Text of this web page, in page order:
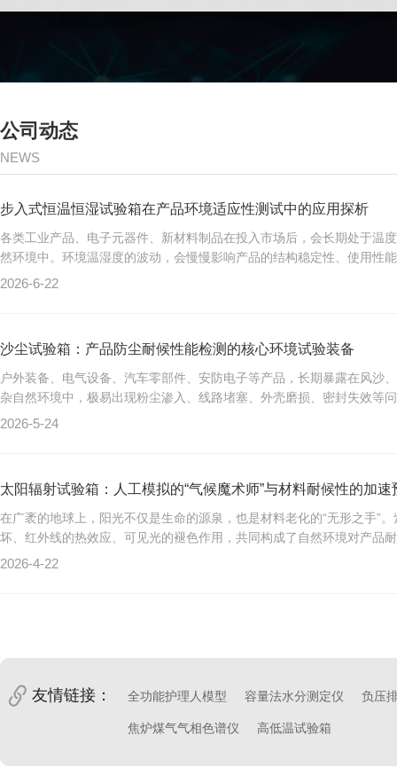
公司动态
NEWS
步入式恒温恒湿试验箱在产品环境适应性测试中的应用探析
各类工业产品、电子元器件、新材料制品在投入市场后，会长期处于温
然环境中。环境温湿度的波动，会慢慢影响产品的结构稳定性、使用性
2026-6-22
沙尘试验箱：产品防尘耐候性能检测的核心环境试验装备
户外装备、电气设备、汽车零部件、安防电子等产品，长期暴露在风沙
杂自然环境中，极易出现粉尘渗入、线路堵塞、外壳磨损、密封失效等
2026-5-24
太阳辐射试验箱：人工模拟的“气候魔术师”与材料耐候性的加速
在广袤的地球上，阳光不仅是生命的源泉，也是材料老化的“无形之手”
坏、红外线的热效应、可见光的褪色作用，共同构成了自然环境对产品
2026-4-22
友情链接： 全功能护理人模型 容量法水分测定仪 负压
焦炉煤气气相色谱仪 高低温试验箱